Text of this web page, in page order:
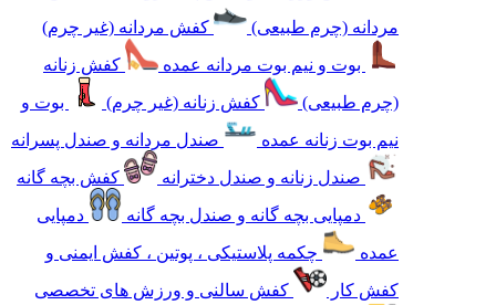
مردانه (چرم طبیعی)
کفش مردانه (غیر چرم)
بوت و نیم بوت مردانه عمده
کفش زنانه
(چرم طبیعی)
کفش زنانه (غیر چرم)
بوت و
نیم بوت زنانه عمده
صندل مردانه و صندل پسرانه
صندل زنانه و صندل دخترانه
کفش بچه گانه
دمپایی بچه گانه و صندل بچه گانه
دمپایی
عمده
چکمه پلاستیکی ، پوتین ، کفش ایمنی و
کفش کار
کفش سالنی و ورزش های تخصصی